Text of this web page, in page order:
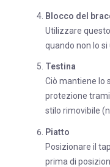
Blocco del
Utilizzare
quando non lo si
Testina
Ciò mantiene lo
protezione
stilo rimovibile
Piatto
Posizionare il
prima di